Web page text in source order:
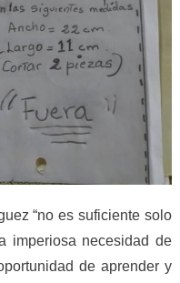
“no es suficienteso lo
imperiosa necesidad de
de aprender y